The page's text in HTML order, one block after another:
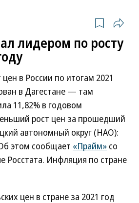
лидером по росту
в России по итогам 2021
в Дагестане — там
11,82% в годовом
рост цен за прошедший
автономный округ (НАО):
этом сообщает «Прайм» со
Росстата. Инфляция по стране
цен в стране за 2021 год